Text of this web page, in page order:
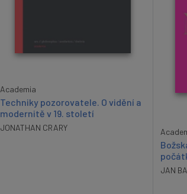
Academia
Techniky pozorovatele. O vidění a
modernitě v 19. století
JONATHAN CRARY
JAN